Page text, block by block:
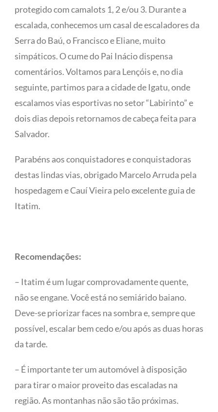
protegido com camalots 1, 2 e/ou 3. Durante a
escalada, conhecemos um casal de escaladores da
Serra do Baú, o Francisco e Eliane, muito
simpáticos. O cume do Pai Inácio dispensa
comentários. Voltamos para Lençóis e, no dia
seguinte, partimos para a cidade de Igatu, onde
escalamos vias esportivas no setor “Labirinto” e
dois dias depois retornamos de cabeça feita para
Salvador.
Parabéns aos conquistadores e conquistadoras
destas lindas vias, obrigado Marcelo Arruda pela
hospedagem e Cauí Vieira pelo excelente guia de
Itatim.
Recomendações:
– Itatim é um lugar comprovadamente quente,
não se engane. Você está no semiárido baiano.
Deve-se priorizar faces na sombra e, sempre que
possível, escalar bem cedo e/ou após as duas horas
da tarde.
– É importante ter um automóvel à disposição
para tirar o maior proveito das escaladas na
região. As montanhas não são tão próximas.